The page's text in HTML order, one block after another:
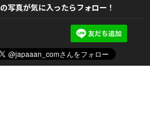
写真が気に入ったらフォロー！